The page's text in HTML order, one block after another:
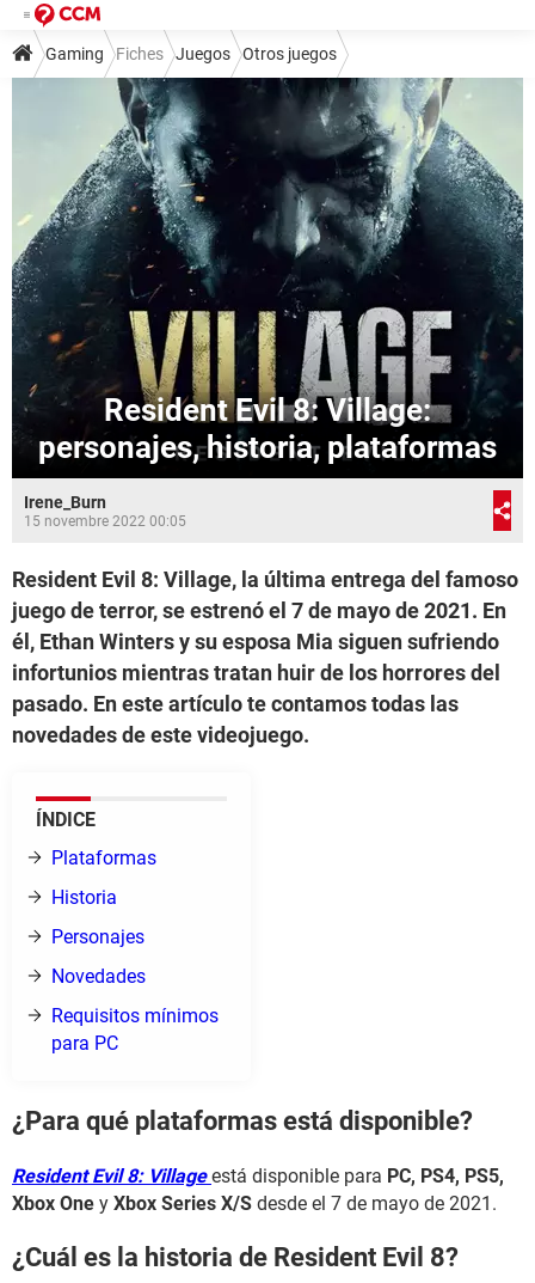
Gaming Fiches Juegos Otros juegos
Resident Evil 8: Village:
personajes, historia, plataformas
Irene_Burn
15 novembre 2022 00:05
Resident Evil 8: Village, la última entrega del famoso
juego de terror, se estrenó el 7 de mayo de 2021. En
él, Ethan Winters y su esposa Mia siguen sufriendo
infortunios mientras tratan huir de los horrores del
pasado. En este artículo te contamos todas las
novedades de este videojuego.
ÍNDICE
Plataformas
Historia
Personajes
Novedades
Requisitos mínimos
para PC
¿Para qué plataformas está disponible?
Resident Evil 8: Village está disponible para PC, PS4, PS5,
Xbox One y Xbox Series X/S desde el 7 de mayo de 2021.
¿Cuál es la historia de Resident Evil 8?